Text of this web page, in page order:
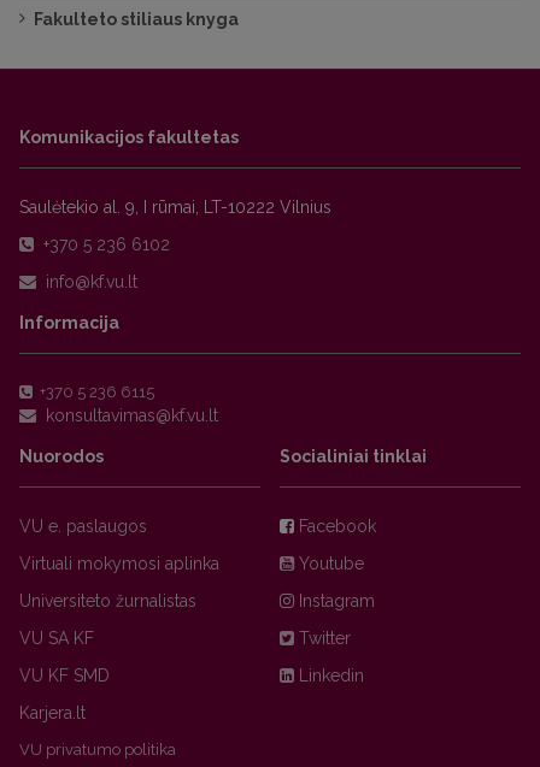
Fakulteto stiliaus knyga
Komunikacijos fakultetas
Saulėtekio al. 9, I rūmai, LT-10222 Vilnius
+370 5 236 6102
Informacija
+370 5 236 6115
Nuorodos
VU e. paslaugos
Virtuali mokymosi aplinka
Universiteto žurnalistas
VU SA KF
VU KF SMD
Karjera.lt
VU privatumo politika
Socialiniai tinklai
Facebook
Youtube
Instagram
Twitter
Linkedin